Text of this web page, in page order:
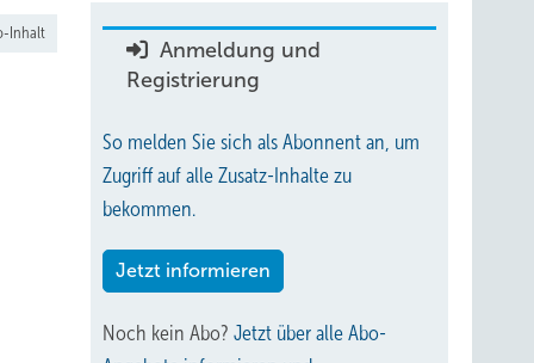
Inhalt
Anmeldung und
Registrierung
So melden Sie sich als Abonnent an, um
Zugriff auf alle Zusatz-Inhalte zu
bekommen.
Jetzt informieren
Noch kein Abo? Jetzt über alle Abo-